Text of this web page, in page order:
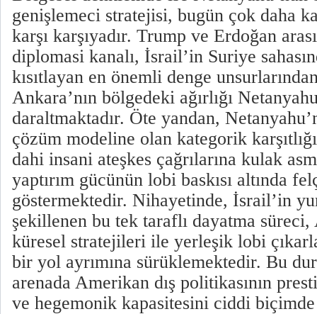
genişlemeci stratejisi, bugün çok daha
karşı karşıyadır. Trump ve Erdoğan
diplomasi kanalı, İsrail’in Suriye
kısıtlayan en önemli denge
Ankara’nın bölgedeki ağırlığı
daraltmaktadır. Öte yandan,
çözüm modeline olan kategorik
dahi insani ateşkes çağrılarına kulak
yaptırım gücünün lobi baskısı altında
göstermektedir. Nihayetinde, İsrail’in
şekillenen bu tek taraflı dayatma
küresel stratejileri ile yerleşik lobi
bir yol ayrımına sürüklemektedir. Bu
arenada Amerikan dış politikasının
ve hegemonik kapasitesini ciddi biçimde